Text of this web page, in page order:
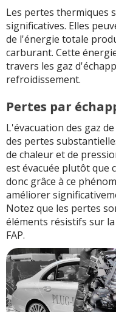
Les pertes thermiques
significatives. Elles
de l'énergie totale
carburant. Cette
travers les gaz
refroidissement.
Pertes par
L'évacuation des gaz
des pertes
de chaleur et de
est évacuée plutôt que
donc grâce à ce
améliorer
Notez que les pertes
éléments résistifs sur
FAP.